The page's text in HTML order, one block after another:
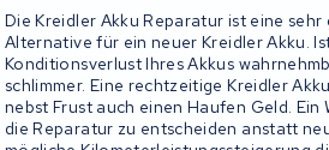
Die Kreidler Akku Reparatur ist eine
Alternative für ein neuer Kreidler Akku.
Konditionsverlust Ihres Akkus
schlimmer. Eine rechtzeitige Kreidler
nebst Frust auch einen Haufen Geld.
die Reparatur zu entscheiden anstatt
Ihr Warenkorb ist
Immer eine passende Lösung 2